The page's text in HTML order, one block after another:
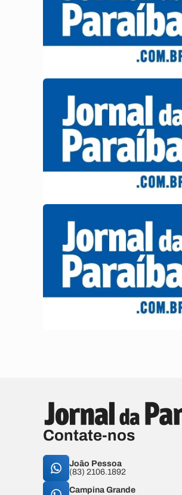
Contate-nos
João Pessoa
(83) 2106.1892
Campina Grande